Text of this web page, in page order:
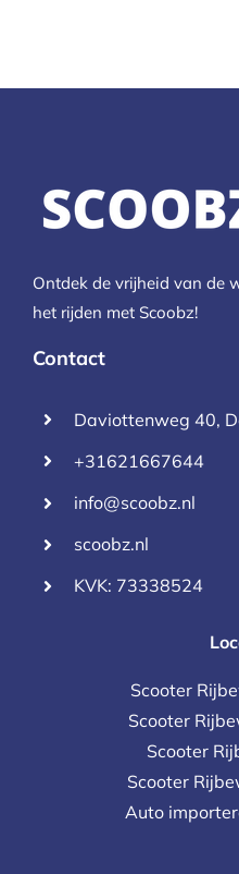
Ontdek de vrijheid van de
het rijden met Scoobz!
Contact
Daviottenweg 40,
+31621667644
info@scoobz.nl
scoobz.nl
KVK: 73338524
Scooter
Scooter
Scooter
Scooter
Auto